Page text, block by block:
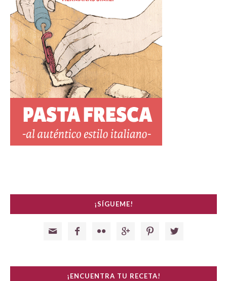
¡SÍGUEME!
     
¡ENCUENTRA TU RECETA!